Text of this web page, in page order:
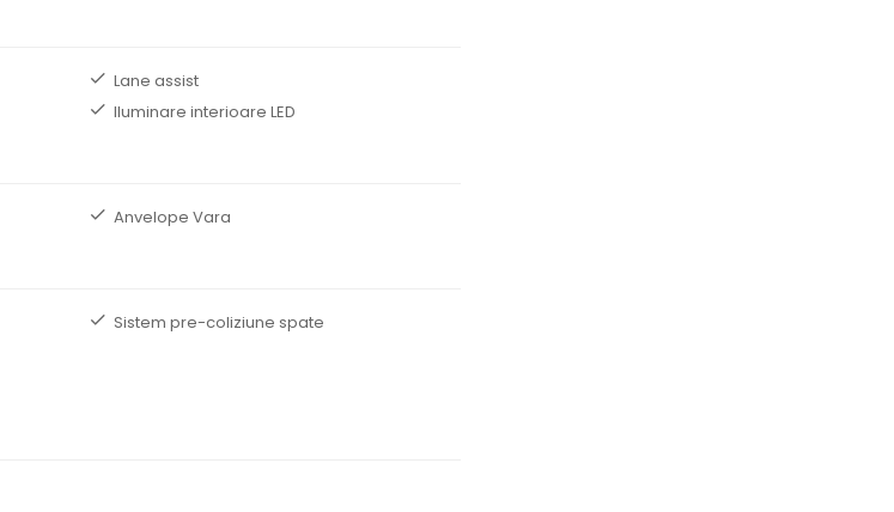
Lane assist
Iluminare interioare LED
Anvelope Vara
Sistem pre-coliziune spate